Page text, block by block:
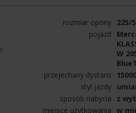
rozmiar opony 225/
pojazd
W
przejechany dystans
styl jazdy
sposób nabycia
z
miejsce użytkowania w